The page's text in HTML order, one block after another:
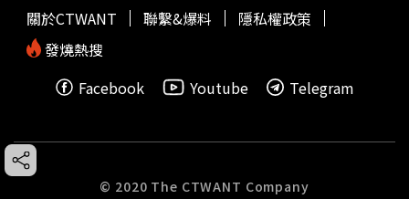
關於CTWANT 聯繫&爆料
隱私權政策
發燒熱搜
Facebook
Youtube Telegram
© 2020 The CTWANT Company